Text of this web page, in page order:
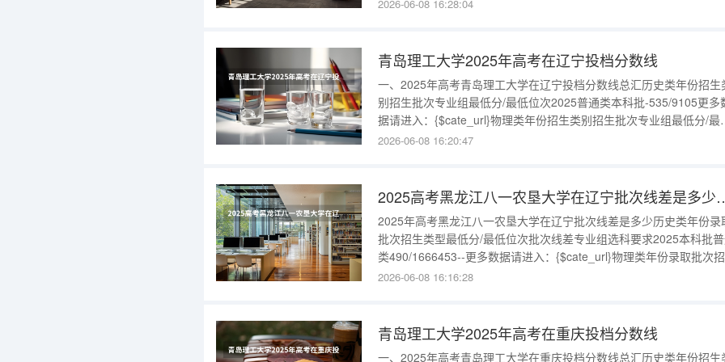
2026-06-08 16:28:04
青岛理工大学2025年高考在辽宁投档分数线
一、2025年高考青岛理工大学在辽宁投档分数线总汇历史类年份招生
别招生批次专业组最低分/最低位次2025普通类本科批-535/9105更多
据请进入：{$cate_url}物理类年份招生类别招生批次专业组最低分/最
位次2025普通类本科批-526/43804更多数据请进入：{$cate_url}
2026-06-08 16:20:47
2025高考黑龙江八一农
2025年高考黑龙江八一农垦大学在辽宁批次线差是多少历史类年份录
批次招生类型最低分/最低位次批次线差专业组选科要求2025本科批
类490/1666453--更多数据请进入：{$cate_url}物理类年份录取批次
类型最低分/最低位次批次线差专业组选科要求2025本科批普通类
2026-06-08 16:16:28
青岛理工大学2025年高考在重庆投档分数线
一、2025年高考青岛理工大学在重庆投档分数线总汇历史类年份招生